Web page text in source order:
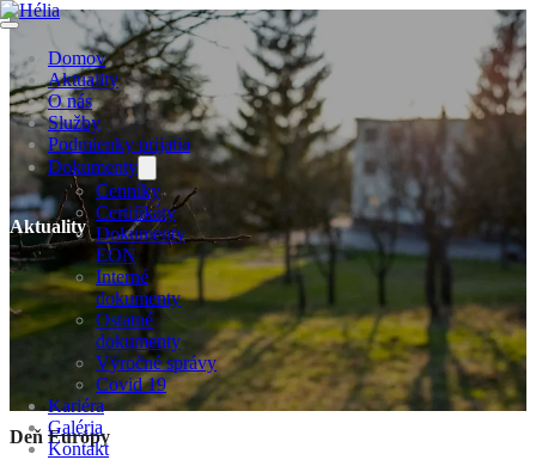
Domov
Aktuality
O nás
Služby
Podmienky prijatia
Dokumenty
Cenníky
Certifikáty
Dokumenty
EON
Interné
dokumenty
Ostatné
dokumenty
Výročné správy
Covid 19
Kariéra
Galéria
Kontakt
Aktuality
Deň Európy